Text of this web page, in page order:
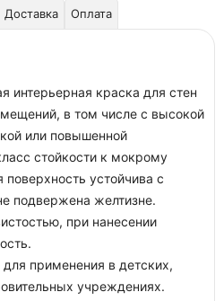
Доставка Оплата
интерьерная краска для стен
в том числе с высокой
или повышенной
стойкости к мокрому
устойчива с
подвержена желтизне.
при нанесении
применения в детских,
учреждениях.